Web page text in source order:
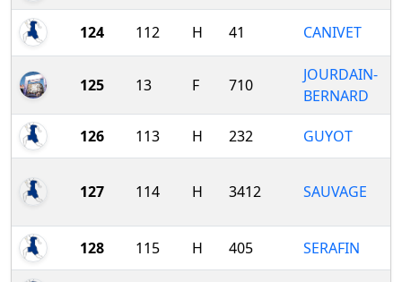
124 112 H 41 CANIVET
125 13 F 710
JOURDAIN-
BERNARD
126 113 H 232 GUYOT
127 114 H 3412 SAUVAGE
128 115 H 405 SERAFIN